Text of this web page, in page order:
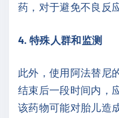
药，对于避免不良反
4. 特殊人群和监测
此外，使用阿法替尼
结束后一段时间内，
该药物可能对胎儿造